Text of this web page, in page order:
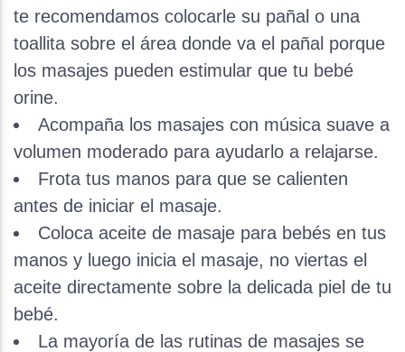
te recomendamos colocarle su pañal o una
toallita sobre el área donde va el pañal porque
los masajes pueden estimular que tu bebé
orine.
Acompaña los masajes con música suave a
volumen moderado para ayudarlo a relajarse.
Frota tus manos para que se calienten
antes de iniciar el masaje.
Coloca aceite de masaje para bebés en tus
manos y luego inicia el masaje, no viertas el
aceite directamente sobre la delicada piel de tu
bebé.
La mayoría de las rutinas de masajes se